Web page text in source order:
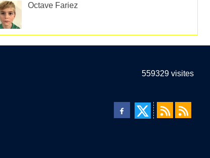
Octave Fariez
559329 visites